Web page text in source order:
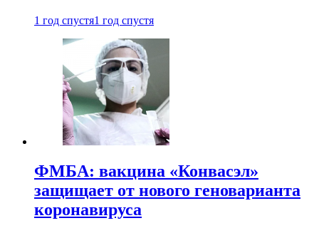
1 год спустя1 год спустя
ФМБА: вакцина «Конвасэл»
защищает от нового геноварианта
коронавируса